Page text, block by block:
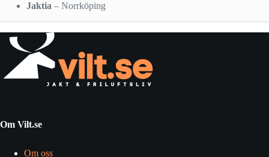
Jaktia – Norrköping
Om Vilt.se
Om oss